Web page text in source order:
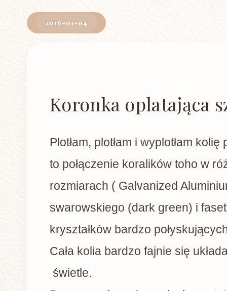
2016-01-04
Koronka oplatająca
Plotłam, plotłam i wyplotłam
to połączenie koralików toho w
rozmiarach ( Galvanized
swarowskiego (dark green) i
kryształków bardzo
Cała kolia bardzo fajnie się
świetle.